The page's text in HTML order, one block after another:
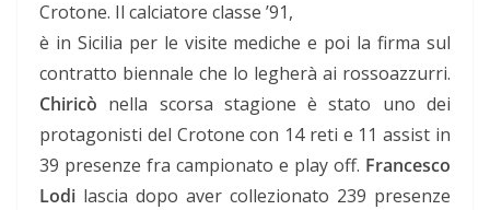
Crotone. Il calciatore classe ’91,
è in Sicilia per le visite mediche e poi la firma sul
contratto biennale che lo legherà ai rossoazzurri.
Chiricò nella scorsa stagione è stato uno dei
protagonisti del Crotone con 14 reti e 11 assist in
39 presenze fra campionato e play off. Francesco
Lodi lascia dopo aver collezionato 239 presenze